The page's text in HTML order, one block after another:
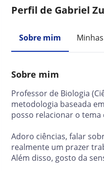
Perfil de Gabriel
Sobre mim
Sobre mim
Professor de Biologia
metodologia baseada
posso relacionar o
Adoro ciências, falar
realmente um prazer
Além disso, gosto da